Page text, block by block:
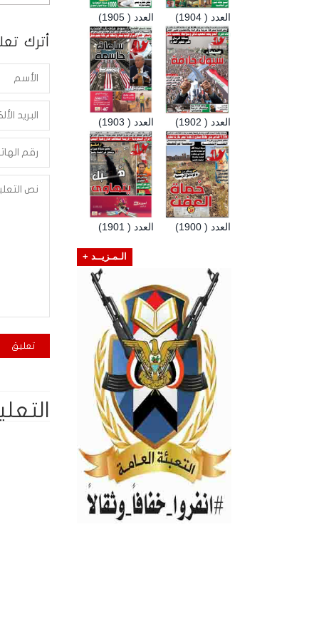
أترك
العدد ( 1905) العدد ( 1904)
العدد ( 1903) العدد ( 1902)
العدد ( 1901) العدد ( 1900)
الـمـزيــد +